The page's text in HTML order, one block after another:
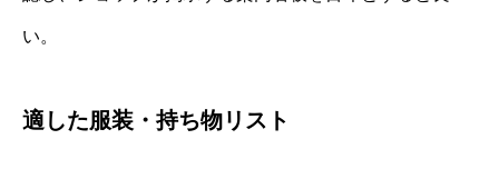
い。
適した服装・持ち物リスト